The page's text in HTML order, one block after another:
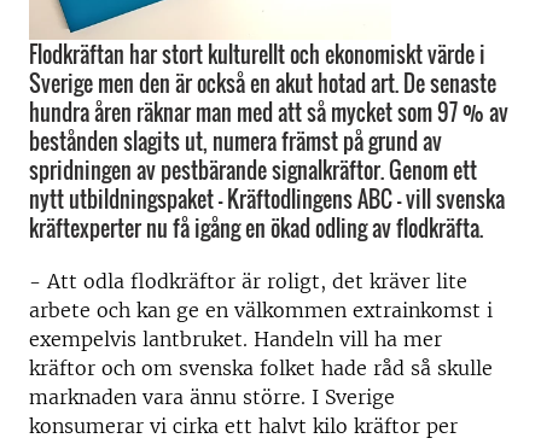
Flodkräftan har stort kulturellt och ekonomiskt värde i
Sverige men den är också en akut hotad art. De senaste
hundra åren räknar man med att så mycket som 97 % av
bestånden slagits ut, numera främst på grund av
spridningen av pestbärande signalkräftor. Genom ett
nytt utbildningspaket – Kräftodlingens ABC – vill svenska
kräftexperter nu få igång en ökad odling av flodkräfta.
- Att odla flodkräftor är roligt, det kräver lite
arbete och kan ge en välkommen extrainkomst i
exempelvis lantbruket. Handeln vill ha mer
kräftor och om svenska folket hade råd så skulle
marknaden vara ännu större. I Sverige
konsumerar vi cirka ett halvt kilo kräftor per